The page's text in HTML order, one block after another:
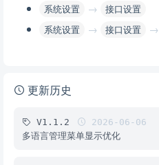
系统设置
→
接口设置
系统设置
→ 接口设置 →
更新历史
V1.1.2 2026-06-06
多语言管理菜单显示优化